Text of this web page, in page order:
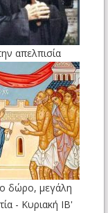
απελπισία
δώρο, μεγάλη
- Κυριακή ΙΒ'